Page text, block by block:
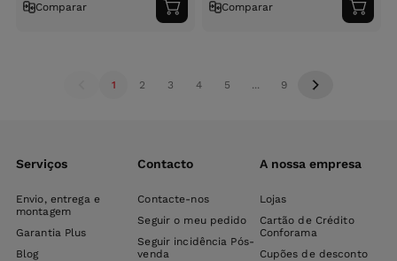
Comparar
Adicionar
ao
Comparar
ao
1 2 3 4 5 ... 9
Serviços
Envio, entrega e
montagem
Garantia Plus
Blog
Contacto
Contacte-nos
Seguir o meu pedido
Seguir incidência Pós-
venda
A nossa empresa
Lojas
Cartão de Crédito
Conforama
Cupões de desconto